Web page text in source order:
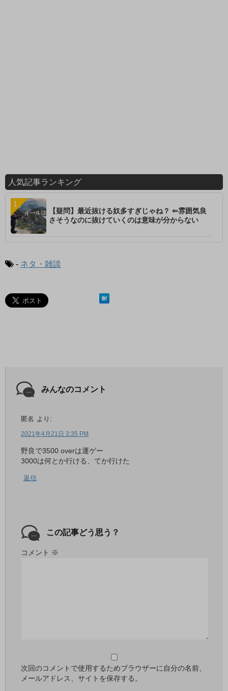
人気記事ランキング
【疑問】最近抜ける奴多すぎじゃね？ ⇐雰囲気良
さそうなのに抜けていくのは意味が分からない
- ネタ・雑談
みんなのコメント
匿名 より:
2021年4月21日 3:35 PM
野良で3500 overは運ゲー
3000は何とか行ける、てか行けた
返信
この記事どう思う？
コメント ※
次回のコメントで使用するためブラウザーに自分の名前、
メールアドレス、サイトを保存する。